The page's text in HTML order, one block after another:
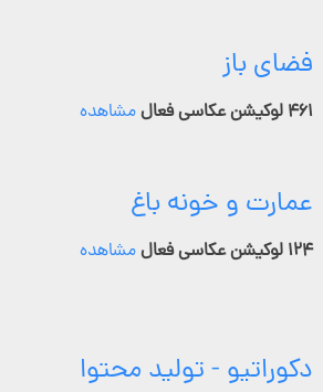
فضای باز
۴۶۱ لوکیشن عکاسی فعال مشاهده
عمارت و خونه باغ
۱۲۴ لوکیشن عکاسی فعال مشاهده
دکوراتیو - تولید محتوا